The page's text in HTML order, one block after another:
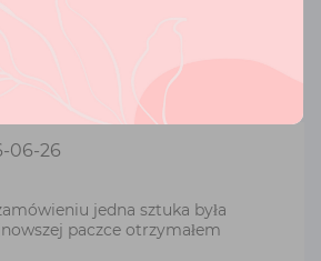
06-26
jedna sztuka była
paczce otrzymałem